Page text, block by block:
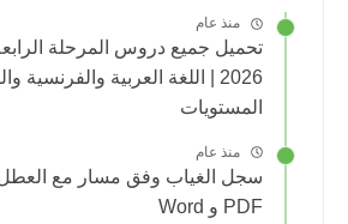
منذ عام
تحميل جميع دروس المرحلة
2026 | اللغة العربية
المستويات
منذ عام
سجل الغياب وفق مسار مع
PDF و Word